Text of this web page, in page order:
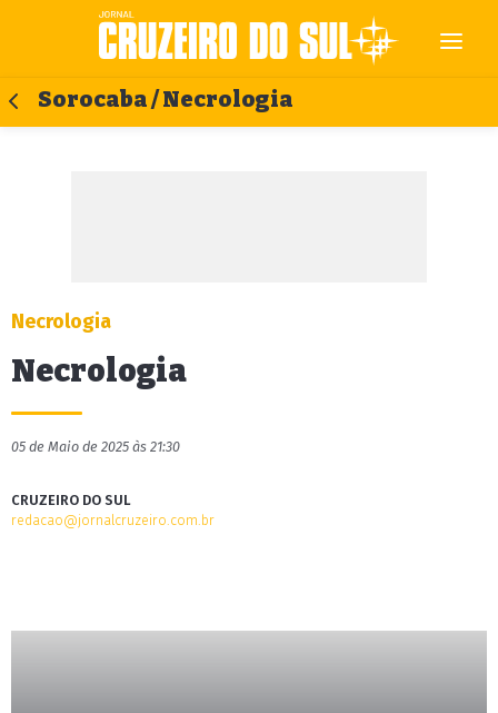
Sorocaba / Necrologia
Necrologia
Necrologia
05 de Maio de 2025 às 21:30
CRUZEIRO DO SUL
redacao@jornalcruzeiro.com.br